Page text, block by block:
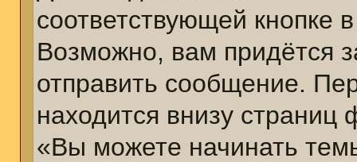
соответствующей кнопке
Возможно, вам придётся
отправить сообщение.
находится внизу
«Вы можете начинать